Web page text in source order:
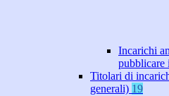
Incarichi
pubblicare
Titolari di
generali) 19